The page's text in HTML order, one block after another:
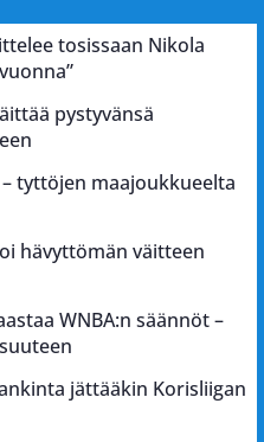
tosissaan Nikola
pystyvänsä
tyttöjen maajoukkueelta
hävyttömän väitteen
WNBA:n säännöt –
jättääkin Korisliigan